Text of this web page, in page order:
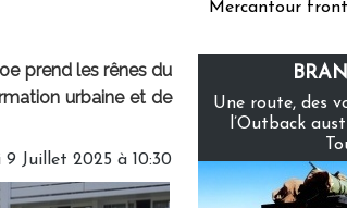
prend les rênes du
urbaine et de
9 Juillet 2025 à 10:30
Mercantour
Une route, des
l’Outback